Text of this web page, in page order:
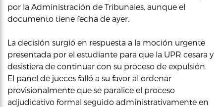
por la Administración de Tribunales, aunque el
documento tiene fecha de ayer.
La decisión surgió en respuesta a la moción urgente
presentada por el estudiante para que la UPR cesara y
desistiera de continuar con su proceso de expulsión.
El panel de jueces falló a su favor al ordenar
provisionalmente que se paralice el proceso
adjudicativo formal seguido administrativamente en